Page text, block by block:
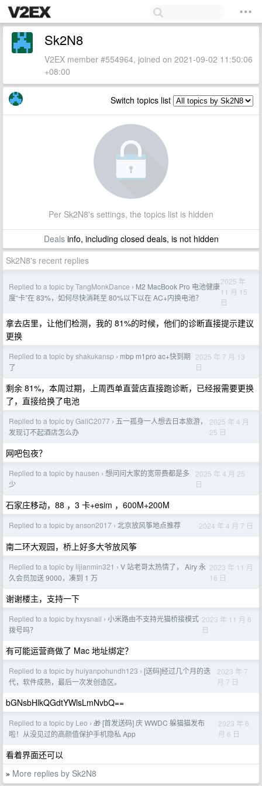
Sk2N8
V2EX member #554964, joined on 2021-09-02 11:50:06
+08:00
Switch topics list
Per Sk2N8's settings, the topics list is hidden
Dealsinfo, including closed deals, is not hidden
Sk2N8's recent replies
Replied to a topic by TangMonkDance › M2 MacBook Pro 电池健康
度“卡”在 83%，如何尽快消耗至 80%以下以在 AC+内换电池？
2025 年
11 月 15
日
拿去店里，让他们检测，我的 81%的时候，他们的诊断直接提示建议
更换
Replied to a topic by shakukansp › mbp m1pro ac+快到期
了
2025 年 7 月 13
日
剩余 81%，本周过期，上周西单直营店直接跑诊断，已经报需要更换
了，直接给换了电池
Replied to a topic by GaliC2077 › 五一孤身一人想去日本旅游，
发现订不起酒店怎么办
2025 年 4 月
25 日
网吧包夜？
Replied to a topic by hausen › 想问问大家的宽带费都是多
少
2025 年 4 月 25
日
石家庄移动，88 ，3 卡+esim ，600M+200M
Replied to a topic by anson2017 › 北京放风筝地点推荐 2024 年 4 月 7 日
南二环大观园，桥上好多大爷放风筝
Replied to a topic by lijianmin321 › V 站老哥太热情了， Airy 永
久会员加送 9000，凑到 1 万
2023 年 11 月
16 日
谢谢楼主，支持一下
Replied to a topic by hxysnail › 小米路由不支持光猫桥接模式
拨号吗？
2023 年 11 月 6
日
有可能运营商做了 Mac 地址绑定？
Replied to a topic by huiyanpohundh123 › [送码]经过几个月的迭
代，软件成熟，最后一次发创造区。
2023 年 7
月 7 日
bGNsbHlkQGdtYWlsLmNvbQ==
Replied to a topic by Leo › 🎁 [首发送码] 庆 WWDC 躲猫猫发布
啦！从没见过的高颜值保护手机隐私 App
2023 年 6
月 6 日
看着界面还可以
» More replies by Sk2N8